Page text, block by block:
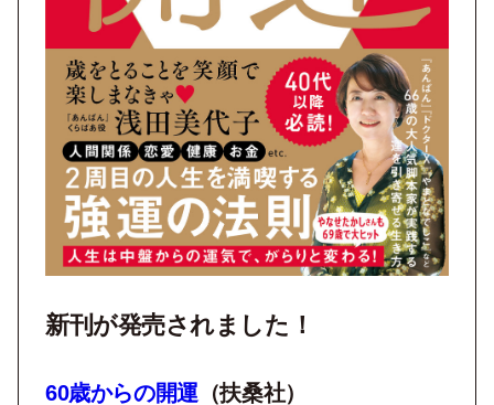
新刊が発売されました！
60歳からの開運 （扶桑社）